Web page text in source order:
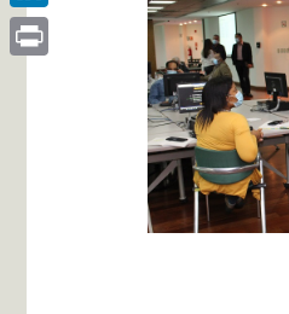
LinkedIn